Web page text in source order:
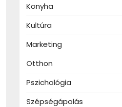
Konyha
Kultúra
Marketing
Otthon
Pszichológia
Szépségápolás